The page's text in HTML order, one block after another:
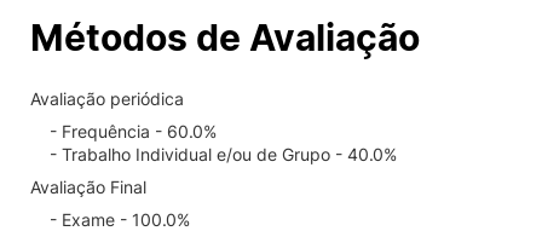
Métodos de Avaliação
Avaliação periódica
- Frequência - 60.0%
- Trabalho Individual e/ou de Grupo - 40.0%
Avaliação Final
- Exame - 100.0%